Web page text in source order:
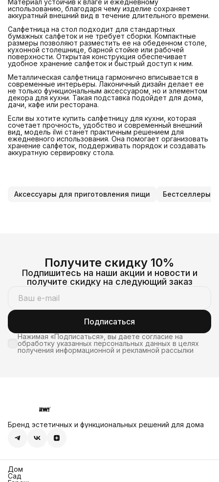
использованию, благодаря чему изделие сохраняет
аккуратный внешний вид в течение длительного времени.
Салфетница на стол подходит для стандартных
бумажных салфеток и не требует сборки. Компактные
размеры позволяют разместить ее на обеденном столе,
кухонной столешнице, барной стойке или рабочей
поверхности. Открытая конструкция обеспечивает
удобное хранение салфеток и быстрый доступ к ним.
Металлическая салфетница гармонично вписывается в
современные интерьеры. Лаконичный дизайн делает ее
не только функциональным аксессуаром, но и элементом
декора для кухни. Такая подставка подойдет для дома,
дачи, кафе или ресторана.
Если вы хотите купить салфетницу для кухни, которая
сочетает прочность, удобство и современный внешний
вид, модель ilwi станет практичным решением для
ежедневного использования. Она помогает организовать
хранение салфеток, поддерживать порядок и создавать
аккуратную сервировку стола.
Аксессуары для приготовления пищи Бестселлеры
Получите скидку 10%
Подпишитесь на наши акции и новости и
получите скидку на следующий заказ
Подписаться
Нажимая «Подписаться», вы даете согласие на
обработку указанных персональных данных в целях
получения информационной и рекламной рассылки
Бренд эстетичных и функциональных решений для дома
Дом
Сад